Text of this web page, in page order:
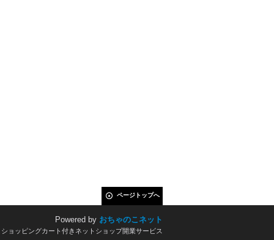
ページトップへ
Powered by おちゃのこネット
ョッピングカート付きネットショップ開業サービス